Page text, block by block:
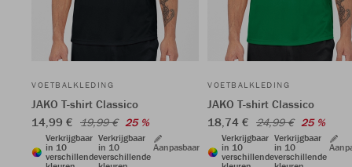
VOETBALKLEDING
JAKO T-shirt Classico
14,99 € 19,99 € 25 %
Verkrijgbaar
in 10
verschillende
Verkrijgbaar
in 10
verschillende
Aanpasbaar
VOETBALKLEDING
JAKO T-shirt Classico
18,74 € 24,99 € 25 %
Verkrijgbaar
in 10
verschillende
Verkrijgbaar
in 10
verschillende